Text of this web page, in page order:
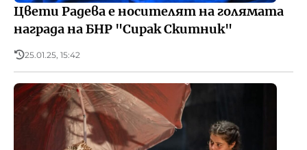
Цвети Радева е носителят на голямата
награда на БНР "Сирак Скитник"
25.01.25, 15:42